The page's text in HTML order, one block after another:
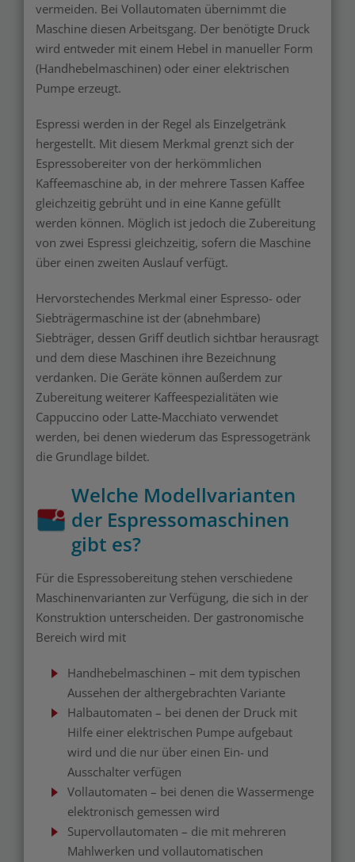
vermeiden. Bei Vollautomaten übernimmt die
Maschine diesen Arbeitsgang. Der benötigte Druck
wird entweder mit einem Hebel in manueller Form
(Handhebelmaschinen) oder einer elektrischen
Pumpe erzeugt.
Espressi werden in der Regel als Einzelgetränk
hergestellt. Mit diesem Merkmal grenzt sich der
Espressobereiter von der herkömmlichen
Kaffeemaschine ab, in der mehrere Tassen Kaffee
gleichzeitig gebrüht und in eine Kanne gefüllt
werden können. Möglich ist jedoch die Zubereitung
von zwei Espressi gleichzeitig, sofern die Maschine
über einen zweiten Auslauf verfügt.
Hervorstechendes Merkmal einer Espresso- oder
Siebträgermaschine ist der (abnehmbare)
Siebträger, dessen Griff deutlich sichtbar herausragt
und dem diese Maschinen ihre Bezeichnung
verdanken. Die Geräte können außerdem zur
Zubereitung weiterer Kaffeespezialitäten wie
Cappuccino oder Latte-Macchiato verwendet
werden, bei denen wiederum das Espressogetränk
die Grundlage bildet.
Welche Modellvarianten
der Espressomaschinen
gibt es?
Für die Espressobereitung stehen verschiedene
Maschinenvarianten zur Verfügung, die sich in der
Konstruktion unterscheiden. Der gastronomische
Bereich wird mit
Handhebelmaschinen – mit dem typischen
Aussehen der althergebrachten Variante
Halbautomaten – bei denen der Druck mit
Hilfe einer elektrischen Pumpe aufgebaut
wird und die nur über einen Ein- und
Ausschalter verfügen
Vollautomaten – bei denen die Wassermenge
elektronisch gemessen wird
Supervollautomaten – die mit mehreren
Mahlwerken und vollautomatischen